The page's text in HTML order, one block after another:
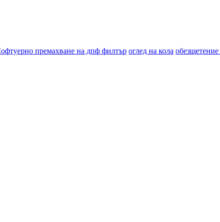
премахване на дпф филтър оглед на кола